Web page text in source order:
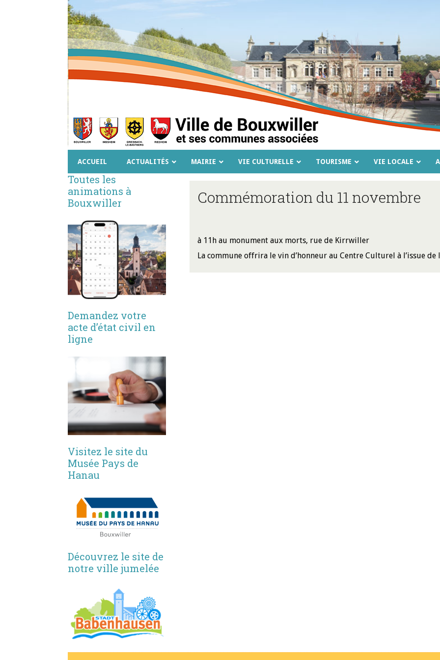
ACCUEIL ACTUALITÉS MAIRIE VIE CULTURELLE TOURISME VIE LOCALE
Commémoration du 11 novembre
à 11h au monument aux morts, rue de Kirrwiller
La commune offrira le vin d’honneur au Centre Culturel à l’issue de
Toutes les
animations à
Bouxwiller
Demandez votre
acte d’état civil en
ligne
Visitez le site du
Musée Pays de
Hanau
Découvrez le site de
notre ville jumelée